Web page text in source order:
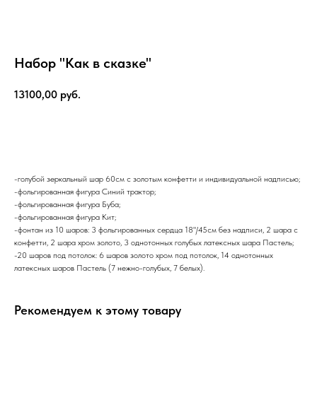
Набор "Как в сказке"
13100,00 руб.
-голубой зеркальный шар 60см с золотым конфетти и индивидуальной надписью;
-фольгированная фигура Синий трактор;
-фольгированная фигура Буба;
-фольгированная фигура Кит;
-фонтан из 10 шаров: 3 фольгированных сердца 18"/45см без надписи, 2 шара с
конфетти, 2 шара хром золото, 3 однотонных голубых латексных шара Пастель;
-20 шаров под потолок: 6 шаров золото хром под потолок, 14 однотонных
латексных шаров Пастель (7 нежно-голубых, 7 белых).
Рекомендуем к этому товару